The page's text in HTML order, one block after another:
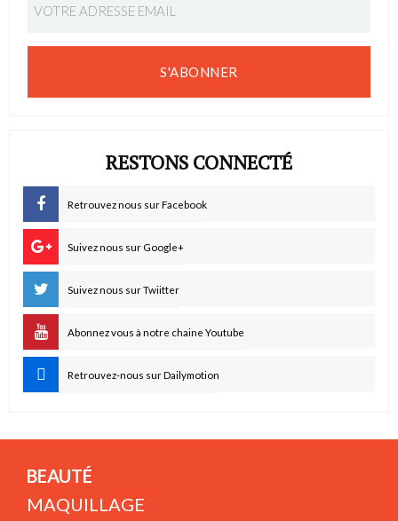
S'ABONNER
RESTONS CONNECTÉ
Retrouvez nous sur Facebook
Suivez nous sur Google+
Suivez nous sur Twiitter
Abonnez vous à notre chaine Youtube
Retrouvez-nous sur Dailymotion
BEAUTÉ
MAQUILLAGE